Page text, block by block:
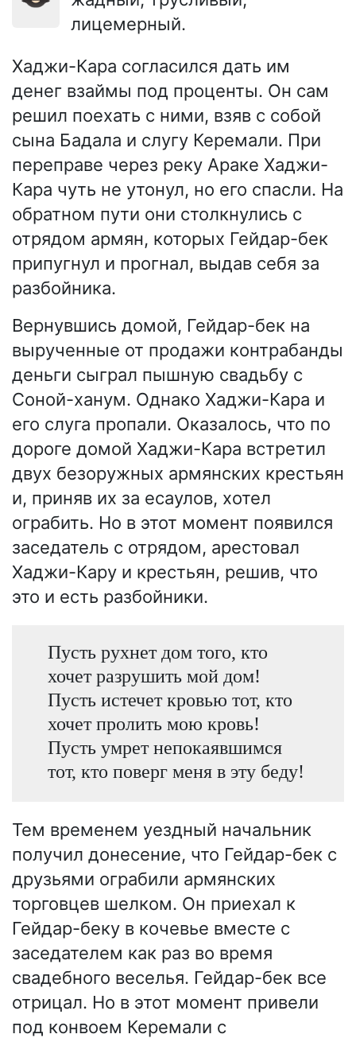
лицемерный.
Хаджи-Кара согласился дать им
денег взаймы под проценты. Он сам
решил поехать с ними, взяв с собой
сына Бадала и слугу Керемали. При
переправе через реку Араке Хаджи-
Кара чуть не утонул, но его спасли. На
обратном пути они столкнулись с
отрядом армян, которых Гейдар-бек
припугнул и прогнал, выдав себя за
разбойника.
Вернувшись домой, Гейдар-бек на
вырученные от продажи контрабанды
деньги сыграл пышную свадьбу с
Соной-ханум. Однако Хаджи-Кара и
его слуга пропали. Оказалось, что по
дороге домой Хаджи-Кара встретил
двух безоружных армянских крестьян
и, приняв их за есаулов, хотел
ограбить. Но в этот момент появился
заседатель с отрядом, арестовал
Хаджи-Кару и крестьян, решив, что
это и есть разбойники.
Пусть рухнет дом того, кто
хочет разрушить мой дом!
Пусть истечет кровью тот, кто
хочет пролить мою кровь!
Пусть умрет непокаявшимся
тот, кто поверг меня в эту беду!
Тем временем уездный начальник
получил донесение, что Гейдар-бек с
друзьями ограбили армянских
торговцев шелком. Он приехал к
Гейдар-беку в кочевье вместе с
заседателем как раз во время
свадебного веселья. Гейдар-бек все
отрицал. Но в этот момент привели
под конвоем Керемали с